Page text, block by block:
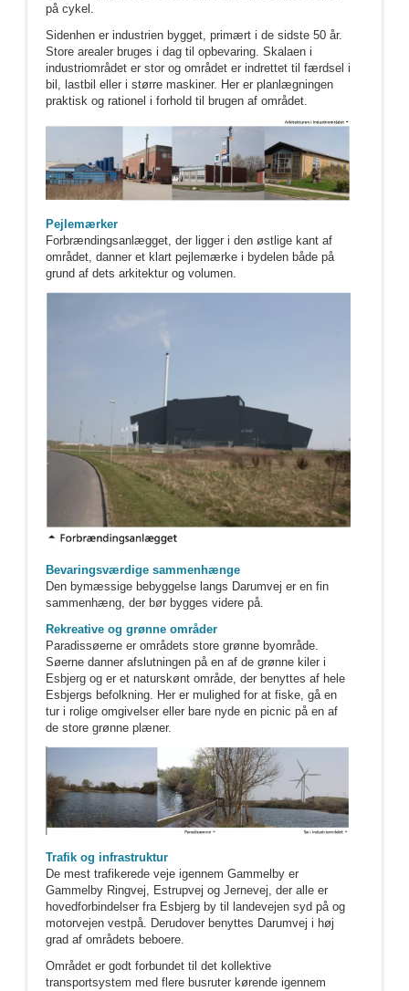
på cykel.
Sidenhen er industrien bygget, primært i de sidste 50 år.
Store arealer bruges i dag til opbevaring. Skalaen i
industriområdet er stor og området er indrettet til færdsel i
bil, lastbil eller i større maskiner. Her er planlægningen
praktisk og rationel i forhold til brugen af området.
Pejlemærker
Forbrændingsanlægget, der ligger i den østlige kant af
området, danner et klart pejlemærke i bydelen både på
grund af dets arkitektur og volumen.
Bevaringsværdige sammenhænge
Den bymæssige bebyggelse langs Darumvej er en fin
sammenhæng, der bør bygges videre på.
Rekreative og grønne områder
Paradissøerne er områdets store grønne byområde.
Søerne danner afslutningen på en af de grønne kiler i
Esbjerg og er et naturskønt område, der benyttes af hele
Esbjergs befolkning. Her er mulighed for at fiske, gå en
tur i rolige omgivelser eller bare nyde en picnic på en af
de store grønne plæner.
Trafik og infrastruktur
De mest trafikerede veje igennem Gammelby er
Gammelby Ringvej, Estrupvej og Jernevej, der alle er
hovedforbindelser fra Esbjerg by til landevejen syd på og
motorvejen vestpå. Derudover benyttes Darumvej i høj
grad af områdets beboere.
Området er godt forbundet til det kollektive
transportsystem med flere busruter kørende igennem